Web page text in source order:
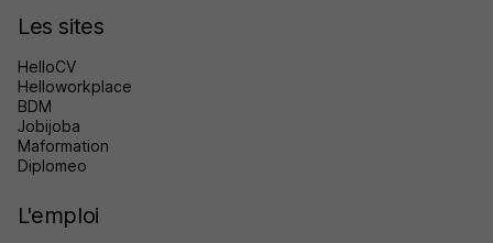
Les sites
HelloCV
Helloworkplace
BDM
Jobijoba
Maformation
Diplomeo
L'emploi